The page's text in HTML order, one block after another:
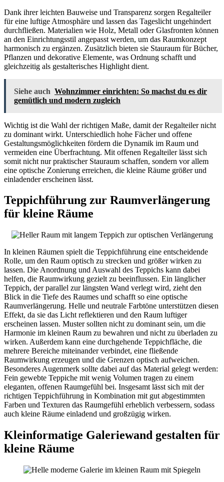
Dank ihrer leichten Bauweise und Transparenz sorgen Regalteiler
für eine luftige Atmosphäre und lassen das Tageslicht ungehindert
durchfließen. Materialien wie Holz, Metall oder Glasfronten können
an den Einrichtungsstil angepasst werden, um das Raumkonzept
harmonisch zu ergänzen. Zusätzlich bieten sie Stauraum für Bücher,
Pflanzen und dekorative Elemente, was Ordnung schafft und
gleichzeitig als gestalterisches Highlight dient.
Siehe auch Wohnzimmer einrichten: So machst du es dir
gemütlich und modern zugleich
Wichtig ist die Wahl der richtigen Maße, damit der Regalteiler nicht
zu dominant wirkt. Unterschiedlich hohe Fächer und offene
Gestaltungsmöglichkeiten fördern die Dynamik im Raum und
vermeiden eine Überfrachtung. Mit offenen Regalteiler lässt sich
somit nicht nur praktischer Stauraum schaffen, sondern vor allem
eine optische Zonierung erreichen, die kleine Räume größer und
einladender erscheinen lässt.
Teppichführung zur Raumverlängerung
für kleine Räume
In kleinen Räumen spielt die Teppichführung eine entscheidende
Rolle, um den Raum optisch zu strecken und größer wirken zu
lassen. Die Anordnung und Auswahl des Teppichs kann dabei
helfen, die Raumwirkung gezielt zu beeinflussen. Ein länglicher
Teppich, der parallel zur längsten Wand verlegt wird, zieht den
Blick in die Tiefe des Raumes und schafft so eine optische
Raumverlängerung. Helle und neutrale Farbtöne unterstützen diesen
Effekt, da sie das Licht reflektieren und den Raum luftiger
erscheinen lassen. Muster sollten nicht zu dominant sein, um die
Harmonie im kleinen Raum zu bewahren und nicht zu überladen zu
wirken. Außerdem kann eine durchgehende Teppichfläche, die
mehrere Bereiche miteinander verbindet, eine fließende
Raumwirkung erzeugen und die Grenzen optisch aufweichen.
Besonderes Augenmerk sollte dabei auf das Material gelegt werden:
Fein gewebte Teppiche mit wenig Volumen tragen zu einem
eleganten, offenen Raumgefühl bei. Insgesamt lässt sich mit der
richtigen Teppichführung in Kombination mit gut abgestimmten
Farben und Texturen das Raumgefühl erheblich verbessern, sodass
auch kleine Räume einladend und großzügig wirken.
Kleinformatige Galeriewand gestalten für
kleine Räume